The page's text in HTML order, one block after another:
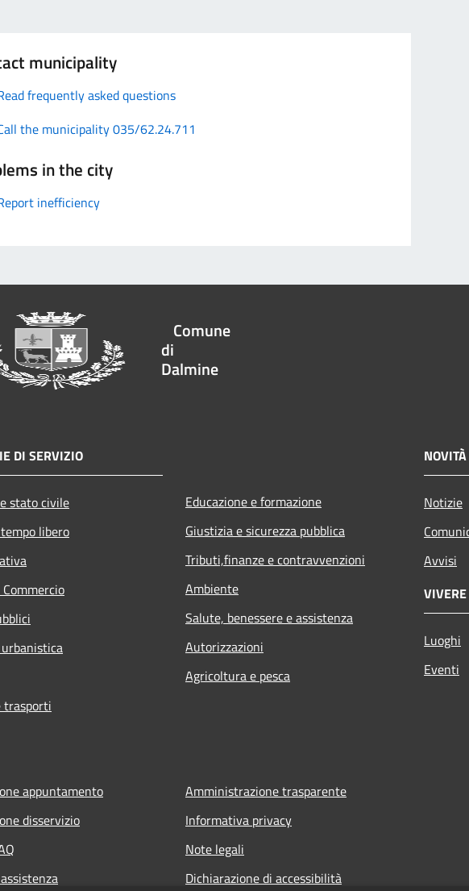
municipality
frequently asked questions
the municipality 035/62.24.711
in the city
inefficiency
Comune
di
Dalmine
DI SERVIZIO
stato civile
libero
trasporti
Educazione e formazione
Giustizia e sicurezza pubblica
Tributi,finanze e contravvenzioni
Ambiente
Salute, benessere e assistenza
Autorizzazioni
Agricoltura e pesca
NOVITÀ
Notizie
Avvisi
Luoghi
Eventi
appuntamento
disservizio
Amministrazione trasparente
Informativa privacy
Note legali
Dichiarazione di accessibilità